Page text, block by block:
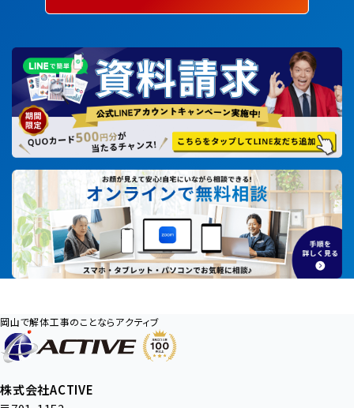
岡山で解体工事のことならアクティブ
株式会社ACTIVE